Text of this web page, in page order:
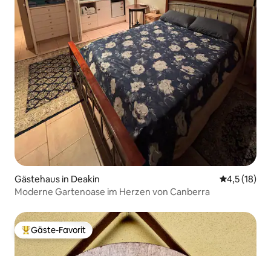
Gästehaus in Deakin
4,5 (18)
Moderne Gartenoase im Herzen von Canberra
Beliebter Gäste-Favorit.
Gäste-Favorit